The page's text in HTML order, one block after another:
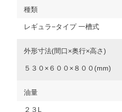
種類
レギュラ−タイプ 一槽式
外形寸法(間口×奥行×高さ)
５３０×６００×８００(mm)
油量
２３L